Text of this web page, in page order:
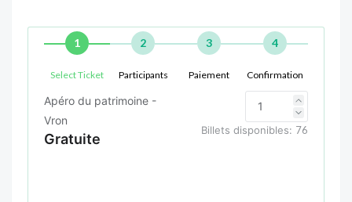
1
Select Ticket
2
Participants
3
Paiement
4
Confirmation
Apéro du patrimoine -
Vron
Gratuite
Billets disponibles: 76